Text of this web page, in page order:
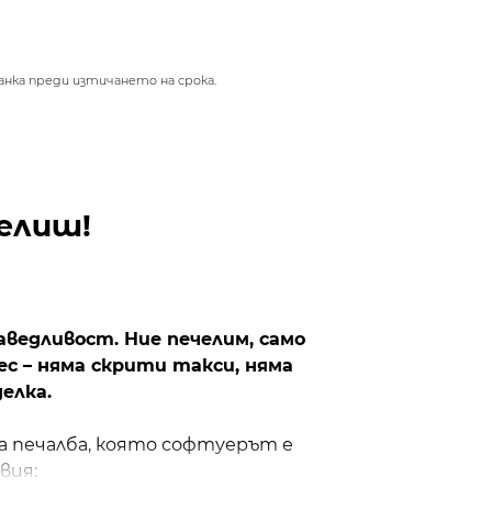
преди изтичането на срока.
Ние печелим, само
– няма скрити такси, няма
печалба, която софтуерът е
(High-Water Mark)